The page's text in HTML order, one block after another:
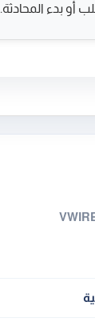
أو بدء المحادثة.